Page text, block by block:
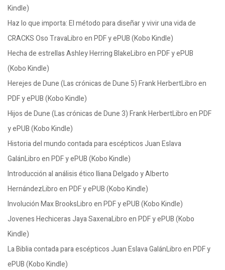
Kindle)
Haz lo que importa: El método para diseñar y vivir una vida de
CRACKS Oso TravaLibro en PDF y ePUB (Kobo Kindle)
Hecha de estrellas Ashley Herring BlakeLibro en PDF y ePUB
(Kobo Kindle)
Herejes de Dune (Las crónicas de Dune 5) Frank HerbertLibro en
PDF y ePUB (Kobo Kindle)
Hijos de Dune (Las crónicas de Dune 3) Frank HerbertLibro en PDF
y ePUB (Kobo Kindle)
Historia del mundo contada para escépticos Juan Eslava
GalánLibro en PDF y ePUB (Kobo Kindle)
Introducción al análisis ético Iliana Delgado y Alberto
HernándezLibro en PDF y ePUB (Kobo Kindle)
Involución Max BrooksLibro en PDF y ePUB (Kobo Kindle)
Jovenes Hechiceras Jaya SaxenaLibro en PDF y ePUB (Kobo
Kindle)
La Biblia contada para escépticos Juan Eslava GalánLibro en PDF y
ePUB (Kobo Kindle)